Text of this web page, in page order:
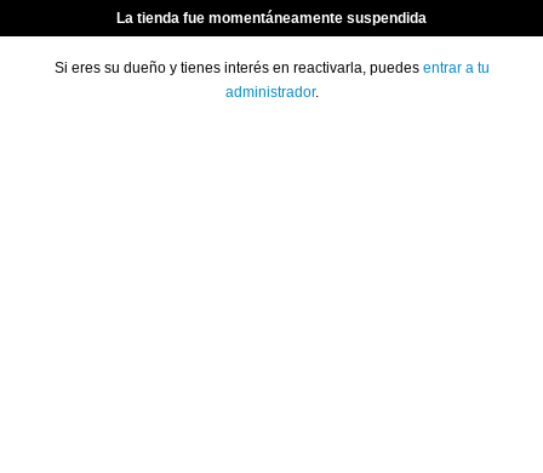
La tienda fue momentáneamente suspendida
Si eres su dueño y tienes interés en reactivarla, puedes entrar a tu
administrador.